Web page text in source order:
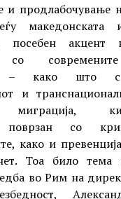
и продлабочување
македонската
посебен акцент
со
– како што се
и
миграција,
поврзан со
како и
Тоа било тема
во Рим на